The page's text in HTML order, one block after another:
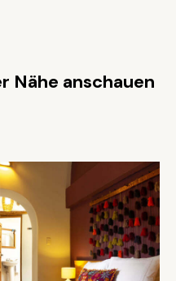
Nähe anschauen